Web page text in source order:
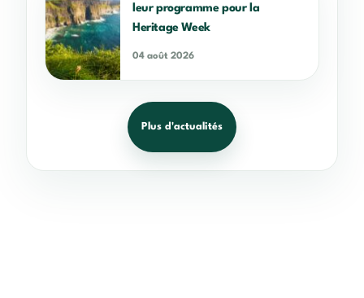
leur programme pour la
Heritage Week
04 août 2026
Plus d'actualités